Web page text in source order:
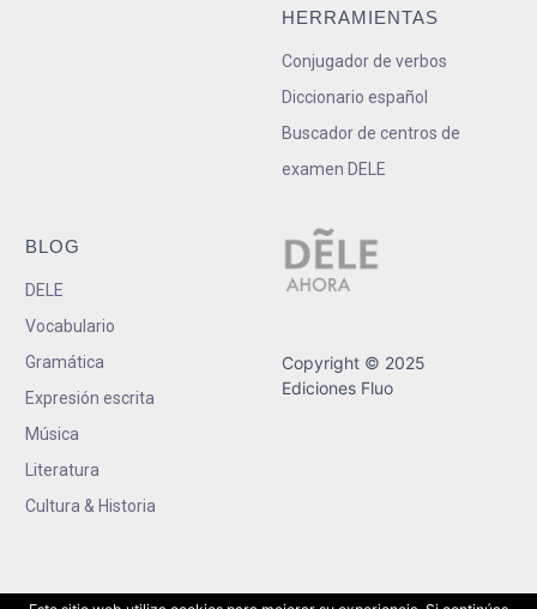
HERRAMIENTAS
Conjugador de verbos
Diccionario español
Buscador de centros de
examen DELE
BLOG
DELE
Vocabulario
Gramática
Expresión escrita
Música
Literatura
Cultura & Historia
Copyright © 2025
Ediciones Fluo